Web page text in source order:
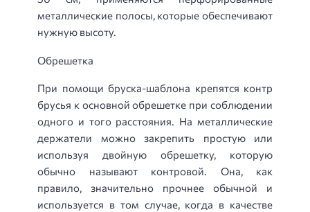
металлические полосы, которые обеспечивают
нужную высоту.
Обрешетка
При помощи бруска-шаблона крепятся контр
брусья к основной обрешетке при соблюдении
одного и того расстояния. На металлические
держатели можно закрепить простую или
используя двойную обрешетку, которую
обычно называют контровой. Она, как
правило, значительно прочнее обычной и
используется в том случае, когда в качестве